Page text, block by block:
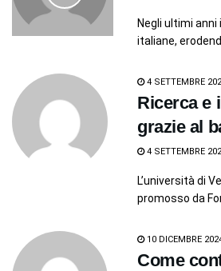
Negli ultimi
italiane,
4 SETTEMBRE
Ricerca e
grazie al
4 SETTEMBRE
L’università di
promosso da
10 DICEMBRE
Come